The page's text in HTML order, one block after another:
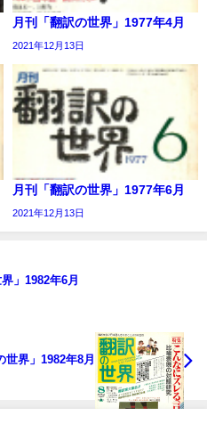
月刊「翻訳の世界」1977年4月
2021年12月13日
月刊「翻訳の世界」1977年6月
2021年12月13日
」1982年6月
世界」1982年8月